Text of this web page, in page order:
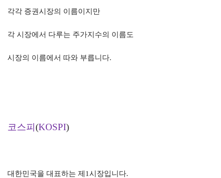
각각 증권시장의 이름이지만
각 시장에서 다루는 주가지수의 이름도
시장의 이름에서 따와 부릅니다.
코스피(KOSPI)
대한민국을 대표하는 제1시장입니다.